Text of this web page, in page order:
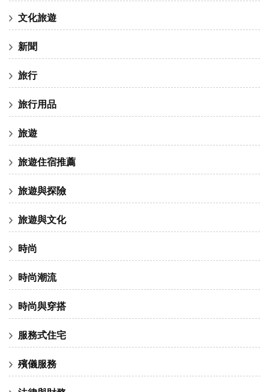
文化旅遊
新聞
旅行
旅行用品
旅遊
旅遊住宿推薦
旅遊與探險
旅遊與文化
時尚
時尚潮流
時尚與穿搭
服務式住宅
殯儀服務